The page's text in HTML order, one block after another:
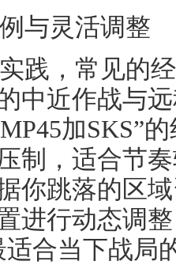
与灵活调整
践，常见的
中近作战与
加SKS”
制，适合节
你跳落的区
进行动态调
适合当下战局